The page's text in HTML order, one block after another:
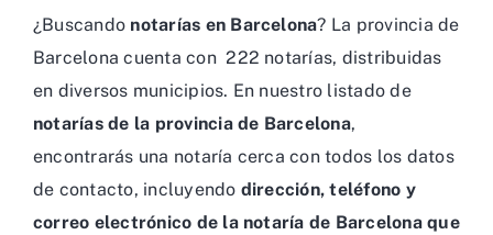
¿Buscando notarías en Barcelona? La provincia de
Barcelona cuenta con 222 notarías, distribuidas
en diversos municipios. En nuestro listado de
notarías de la provincia de Barcelona,
encontrarás una notaría cerca con todos los datos
de contacto, incluyendo dirección, teléfono y
correo electrónico de la notaría de Barcelona que